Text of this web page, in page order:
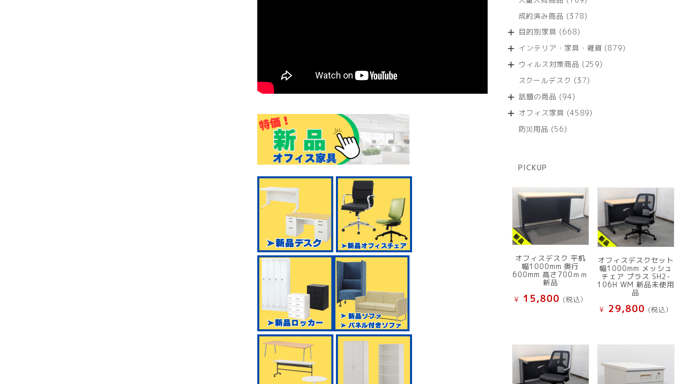
の
商
の
成約済み商品 378378
商
目的別家具 668668
の
商
インテリア・家具・雑貨 879879
ウィルス対策商品 259259
スクールデスク 3737
商
話題の商品 9494
の
オフィス家具 45894589
防災用品 5656
PICKUP
オフィスデスク 平机
幅1000mm 奥行
600mm 高さ700ｍｍ
新品
¥ 15,800 (税込）
オフィスデスクセット
幅1000mm メッシュ
チェア プラス SH2-
106H WM 新品未使用
品
¥ 29,800 (税込）